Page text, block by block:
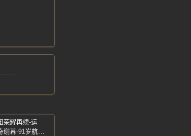
樊振东王楚钦孙颖莎-全运会成绩论功行赏-国乒天团荣耀再续-运动健将称号加冕
乌兰夫儿媳朱香梅-延安保育小学同学-革命家庭传奇谢幕-91岁航天前辈逝世